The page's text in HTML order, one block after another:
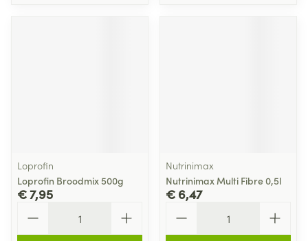
Loprofin
Loprofin Broodmix 500g
€ 7,95
Nutrinimax
Nutrinimax Multi Fibre 0,5l
€ 6,47